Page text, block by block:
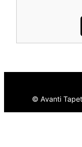
© Avanti